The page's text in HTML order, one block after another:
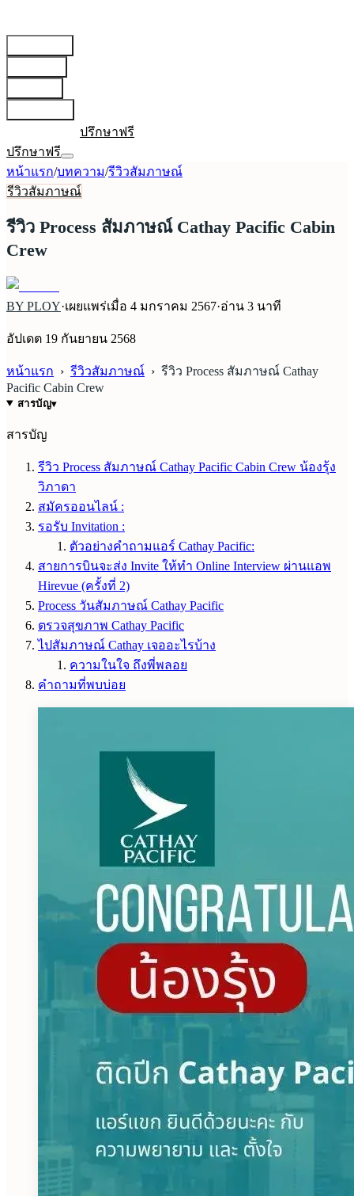
ปรึกษาฟรี
ปรึกษาฟรี
หน้าแรก/บทความ/รีวิวสัมภาษณ์
รีวิวสัมภาษณ์
รีวิว Process สัมภาษณ์ Cathay Pacific Cabin
Crew
BY PLOY·เผยแพร่เมื่อ 4 มกราคม 2567·อ่าน 3 นาที
อัปเดต 19 กันยายน 2568
หน้าแรก › รีวิวสัมภาษณ์ › รีวิว Process สัมภาษณ์ Cathay
Pacific Cabin Crew
สารบัญ▾
สารบัญ
รีวิว Process สัมภาษณ์ Cathay Pacific Cabin Crew น้องรุ้ง
วิภาดา
สมัครออนไลน์ :
รอรับ Invitation :
ตัวอย่างคำถามแอร์ Cathay Pacific:
สายการบินจะส่ง Invite ให้ทำ Online Interview ผ่านแอพ
Hirevue (ครั้งที่ 2)
Process วันสัมภาษณ์ Cathay Pacific
ตรวจสุขภาพ Cathay Pacific
ไปสัมภาษณ์ Cathay เจออะไรบ้าง
ความในใจ ถึงพี่พลอย
คำถามที่พบบ่อย